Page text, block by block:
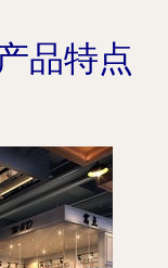
品特点